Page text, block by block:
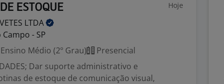
ESTOQUE Hoje
LTDA
- SP
Ensino Médio (2º Grau)
Presencial
Dar suporte administrativo e
de estoque de comunicação visual,